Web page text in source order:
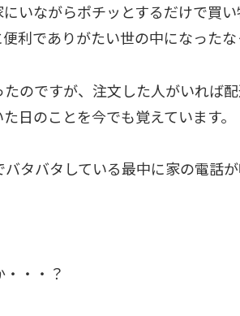
いながらポチッとするだけで買
利でありがたい世の中になったな
のですが、注文した人がいれば
日のことを今でも覚えています。
タバタしている最中に家の電話が
・・？